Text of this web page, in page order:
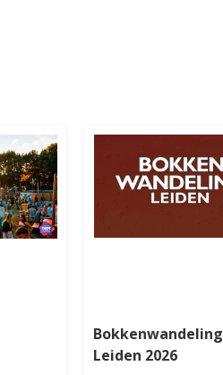
Bokkenwandeling
Leiden 2026